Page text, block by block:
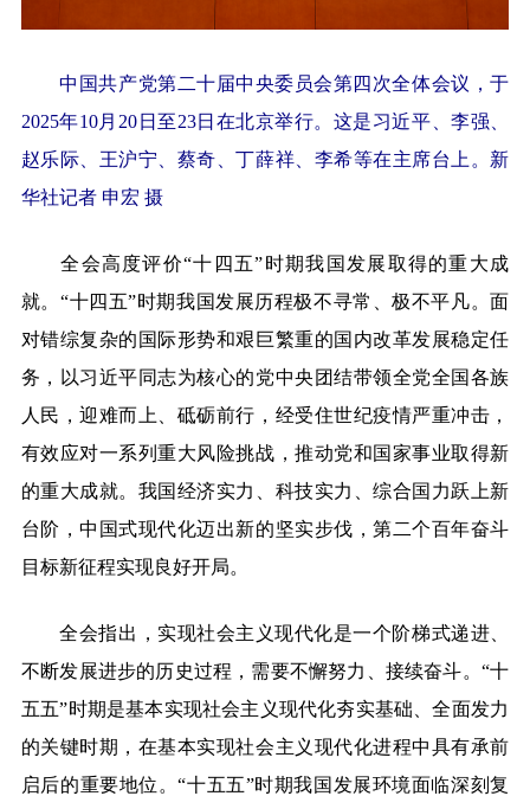
中国共产党第二十届中央委员会第四次全体会议，于
2025年10月20日至23日在北京举行。这是习近平、李强、
赵乐际、王沪宁、蔡奇、丁薛祥、李希等在主席台上。 新
华社记者 申宏 摄
全会高度评价“十四五”时期我国发展取得的重大成
就。“十四五”时期我国发展历程极不寻常、极不平凡。面
对错综复杂的国际形势和艰巨繁重的国内改革发展稳定任
务，以习近平同志为核心的党中央团结带领全党全国各族
人民，迎难而上、砥砺前行，经受住世纪疫情严重冲击，
有效应对一系列重大风险挑战，推动党和国家事业取得新
的重大成就。我国经济实力、科技实力、综合国力跃上新
台阶，中国式现代化迈出新的坚实步伐，第二个百年奋斗
目标新征程实现良好开局。
全会指出，实现社会主义现代化是一个阶梯式递进、
不断发展进步的历史过程，需要不懈努力、接续奋斗。“十
五五”时期是基本实现社会主义现代化夯实基础、全面发力
的关键时期，在基本实现社会主义现代化进程中具有承前
启后的重要地位。“十五五”时期我国发展环境面临深刻复